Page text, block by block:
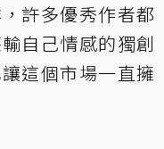
許多優秀作者都
自己情感的獨創
這個市場一直擁